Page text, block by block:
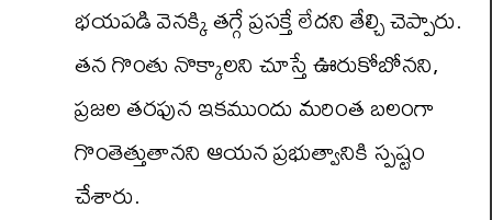
భయపడి వెనక్కి తగ్గే ప్రసక్తే లేదని తేల్చి చెప్పారు.
తన గొంతు నొక్కాలని చూస్తే ఊరుకోబోనని,
ప్రజల తరఫున ఇకముందు మరింత బలంగా
గొంతెత్తుతానని ఆయన ప్రభుత్వానికి స్పష్టం
చేశారు.